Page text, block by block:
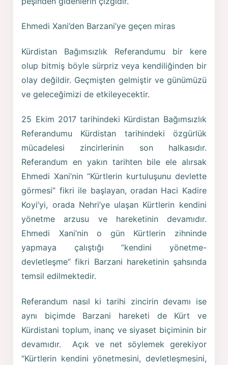
Ehmedi Xani’den Barzani’ye geçen miras
Kürdistan Bağımsızlık Referandumu bir kere
olup bitmiş böyle sürpriz veya kendiliğinden bir
olay değildir. Geçmişten gelmiştir ve günümüzü
ve geleceğimizi de etkileyecektir.
25 Ekim 2017 tarihindeki Kürdistan Bağımsızlık
Referandumu Kürdistan tarihindeki özgürlük
mücadelesi zincirlerinin son halkasıdır.
Referandum en yakın tarihten bile ele alırsak
Ehmedi Xani’nin “Kürtlerin kurtuluşunu devlette
görmesi” fikri ile başlayan, oradan Haci Kadire
Koyi’yi, orada Nehri’ye ulaşan Kürtlerin kendini
yönetme arzusu ve hareketinin devamıdır.
Ehmedi Xani’nin o gün Kürtlerin zihninde
yapmaya çalıştığı “kendini yönetme-
devletleşme” fikri Barzani hareketinin şahsında
temsil edilmektedir.
Referandum nasıl ki tarihi zincirin devamı ise
aynı biçimde Barzani hareketi de Kürt ve
Kürdistani toplum, inanç ve siyaset biçiminin bir
devamıdır. Açık ve net söylemek gerekiyor
“Kürtlerin kendini yönetmesini, devletleşmesini,